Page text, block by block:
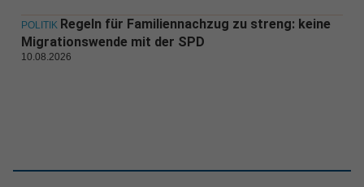
POLITIK Regeln für Familiennachzug zu streng: keine
Migrationswende mit der SPD
10.08.2026